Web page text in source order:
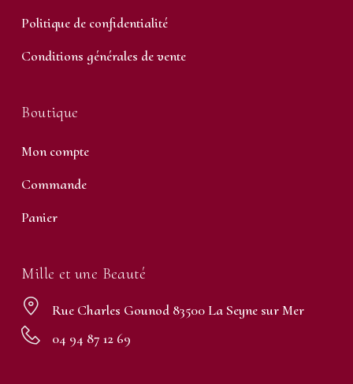
Politique de confidentialité
Conditions générales de vente
Boutique
Mon compte
Commande
Panier
Mille et une Beauté
Rue Charles Gounod 83500 La Seyne sur Mer
04 94 87 12 69